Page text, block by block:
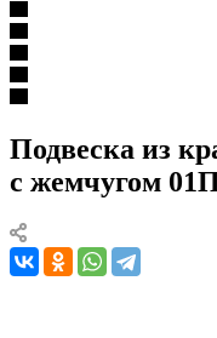
Подвеска из
с жемчугом